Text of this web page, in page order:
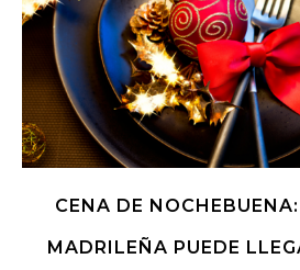
CENA DE
MADRILEÑA PUEDE